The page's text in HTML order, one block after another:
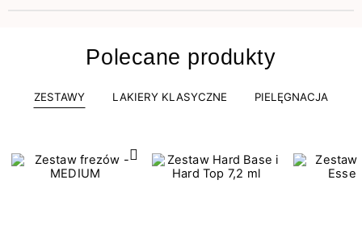
Polecane produkty
ZESTAWY LAKIERY KLASYCZNE PIELĘGNACJA